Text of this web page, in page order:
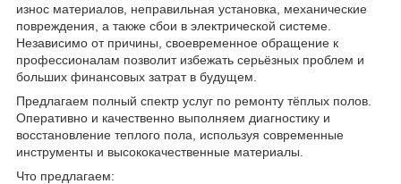
износ материалов, неправильная установка, механические
повреждения, а также сбои в электрической системе.
Независимо от причины, своевременное обращение к
профессионалам позволит избежать серьёзных проблем и
больших финансовых затрат в будущем.
Предлагаем полный спектр услуг по ремонту тёплых полов.
Оперативно и качественно выполняем диагностику и
восстановление теплого пола, используя современные
инструменты и высококачественные материалы.
Что предлагаем: